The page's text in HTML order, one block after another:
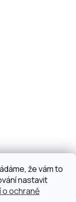
že vám to
nastavit
o ochraně